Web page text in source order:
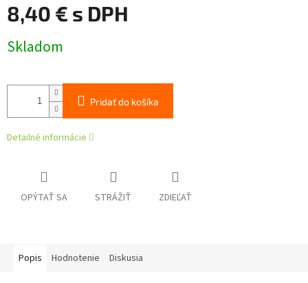
8,40 € s DPH
cena:
Skladom
Pridať do košíka
Detailné informácie
OPÝTAŤ SA STRÁŽIŤ ZDIEĽAŤ
Popis Hodnotenie Diskusia